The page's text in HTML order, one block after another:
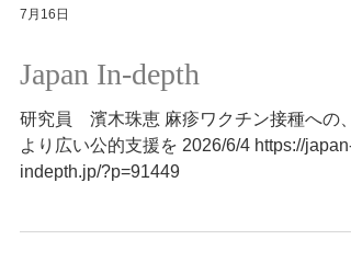
7月16日
Japan In-depth
研究員 濱木珠恵 麻疹ワクチン接種への、
より広い公的支援を 2026/6/4 https://japan-
indepth.jp/?p=91449